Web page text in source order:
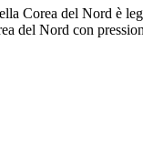
Corea del Nord è
del Nord con